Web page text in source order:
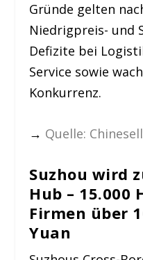
Gründe gelten
Niedrigpreis- und
Defizite bei
Service sowie
Konkurrenz.
→ Quelle:
Suzhou wird
Hub – 15.000
Firmen über
Yuan